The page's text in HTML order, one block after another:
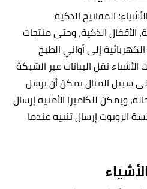
المفاتيح الذكية
الأقفال الذكية، وحتى منتجات
إلى أواني الطبخ
الأشياء نقل البيانات عبر الشبكة
سبيل المثال يمكن أن يرسل
ويمكن للكاميرا الأمنية إرسال
الروبوت إرسال تنبيه عندما